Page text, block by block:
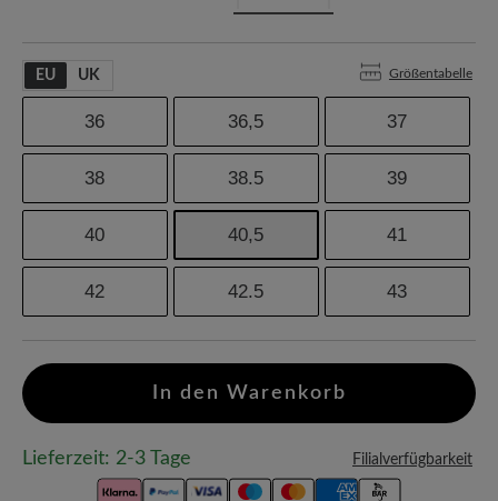
EU UK Größentabelle
36 36,5 37
38 38.5 39
40 40,5 41
42 42.5 43
In den Warenkorb
Lieferzeit: 2-3 Tage Filialverfügbarkeit